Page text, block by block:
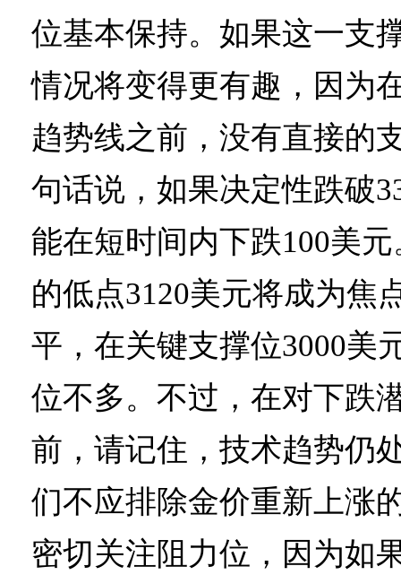
位基本保持。如果这一支
情况将变得更有趣，因为
趋势线之前，没有直接的
句话说，如果决定性跌破
能在短时间内下跌100美
的低点3120美元将成为焦
平，在关键支撑位3000美
位不多。不过，在对下跌
前，请记住，技术趋势仍
们不应排除金价重新上涨
密切关注阻力位，因为如